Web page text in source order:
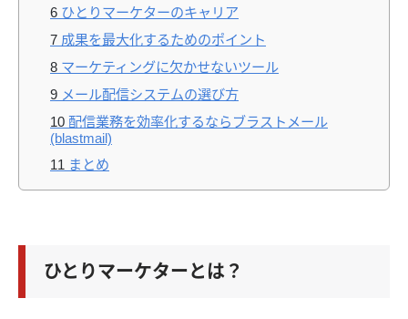
6 ひとりマーケターのキャリア
7 成果を最大化するためのポイント
8 マーケティングに欠かせないツール
9 メール配信システムの選び方
10 配信業務を効率化するならブラストメール
(blastmail)
11 まとめ
ひとりマーケターとは？